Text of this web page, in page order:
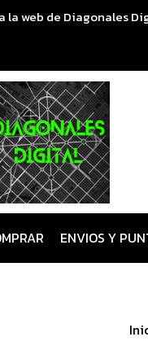
la web de Diagonales
ENVIOS Y